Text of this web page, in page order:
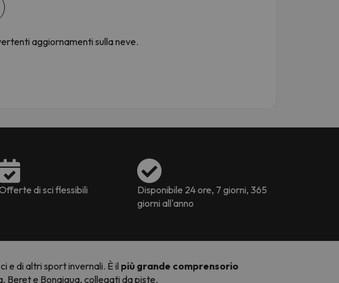
aggiornamenti sulla neve.
di sci flessibili
Disponibile 24 ore, 7 giorni, 365
giorni all'anno
e di altri sport invernali. È il più grande comprensorio
Beret e Bonaigua, collegati da piste.